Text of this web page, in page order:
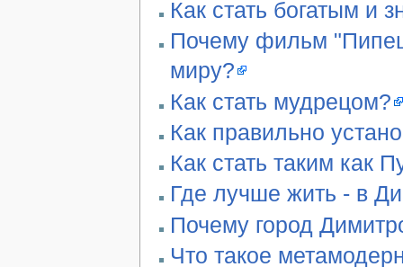
Как стать богатым и
Почему фильм
миру?
Как стать мудрецом?
Как правильно
Как стать таким как
Где лучше жить - в
Почему город
Что такое